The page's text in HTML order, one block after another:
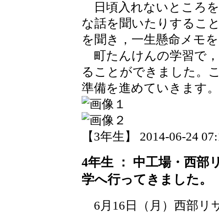
日頃入れないところ
な話を聞いたりするこ
を聞き，一生懸命メモ
町たんけんの学習で
ることができました。
準備を進めていきます。
【3年生】 2014-06-24
4年生 ： 中工場・西
学へ行ってきました。
6月16日（月）西部リ